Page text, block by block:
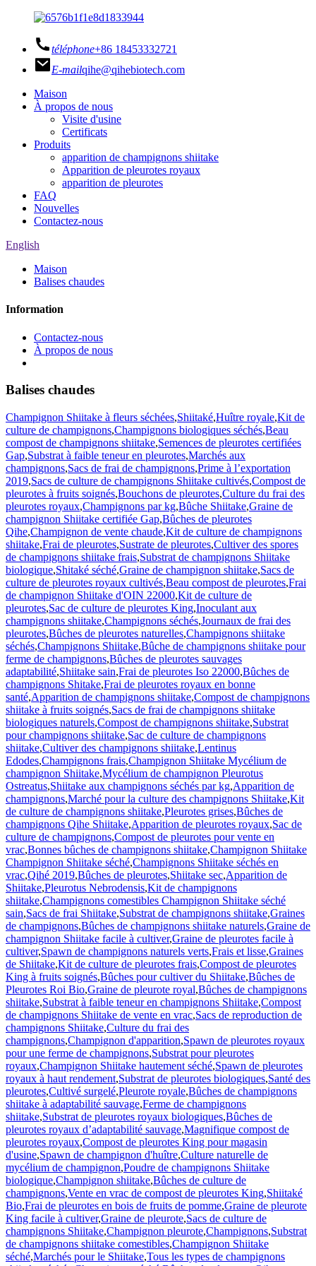
téléphone+86 18453332721
E-mailqihe@qihebiotech.com
Maison
À propos de nous
Visite d'usine
Certificats
Produits
apparition de champignons shiitake
Apparition de pleurotes royaux
apparition de pleurotes
FAQ
Nouvelles
Contactez-nous
English
Maison
Balises chaudes
Information
Contactez-nous
À propos de nous
Balises chaudes
Champignon Shiitake à fleurs séchées,Shiitaké,Huître royale,Kit de
culture de champignons,Champignons biologiques séchés,Beau
compost de champignons shiitake,Semences de pleurotes certifiées
Gap,Substrat à faible teneur en pleurotes,Marchés aux
champignons,Sacs de frai de champignons,Prime à l’exportation
2019,Sacs de culture de champignons Shiitake cultivés,Compost de
pleurotes à fruits soignés,Bouchons de pleurotes,Culture du frai des
pleurotes royaux,Champignons par kg,Bûche Shiitake,Graine de
champignon Shiitake certifiée Gap,Bûches de pleurotes
Qihe,Champignon de vente chaude,Kit de culture de champignons
shiitake,Frai de pleurotes,Sustrate de pleurotes,Cultiver des spores
de champignons shiitake frais,Substrat de champignons Shiitake
biologique,Shitaké séché,Graine de champignon shiitake,Sacs de
culture de pleurotes royaux cultivés,Beau compost de pleurotes,Frai
de champignon Shiitake d'OIN 22000,Kit de culture de
pleurotes,Sac de culture de pleurotes King,Inoculant aux
champignons shiitake,Champignons séchés,Journaux de frai des
pleurotes,Bûches de pleurotes naturelles,Champignons shiitake
séchés,Champignons Shiitake,Bûche de champignons shiitake pour
ferme de champignons,Bûches de pleurotes sauvages
adaptabilité,Shiitake sain,Frai de pleurotes Iso 22000,Bûches de
champignons Shitake,Frai de pleurotes royaux en bonne
santé,Apparition de champignons shiitake,Compost de champignons
shiitake à fruits soignés,Sacs de frai de champignons shiitake
biologiques naturels,Compost de champignons shiitake,Substrat
pour champignons shiitake,Sac de culture de champignons
shiitake,Cultiver des champignons shiitake,Lentinus
Edodes,Champignons frais,Champignon Shiitake Mycélium de
champignon Shiitake,Mycélium de champignon Pleurotus
Ostreatus,Shiitake aux champignons séchés par kg,Apparition de
champignons,Marché pour la culture des champignons Shiitake,Kit
de culture de champignons shiitake,Pleurotes grises,Bûches de
champignons Qihe Shiitake,Apparition de pleurotes royaux,Sac de
culture de champignons,Compost de pleurotes pour vente en
vrac,Bonnes bûches de champignons shiitake,Champignon Shiitake
Champignon Shiitake séché,Champignons Shiitake séchés en
vrac,Qihé 2019,Bûches de pleurotes,Shiitake sec,Apparition de
Shiitake,Pleurotus Nebrodensis,Kit de champignons
shiitake,Champignons comestibles Champignon Shiitake séché
sain,Sacs de frai Shiitake,Substrat de champignons shiitake,Graines
de champignons,Bûches de champignons shiitake naturels,Graine de
champignon Shiitake facile à cultiver,Graine de pleurotes facile à
cultiver,Spawn de champignons naturels verts,Frais et lisse,Graines
de Shiitake,Kit de culture de pleurotes frais,Compost de pleurotes
King à fruits soignés,Bûches pour cultiver du Shiitake,Bûches de
Pleurotes Roi Bio,Graine de pleurote royal,Bûches de champignons
shiitake,Substrat à faible teneur en champignons Shiitake,Compost
de champignons Shiitake de vente en vrac,Sacs de reproduction de
champignons Shiitake,Culture du frai des
champignons,Champignon d'apparition,Spawn de pleurotes royaux
pour une ferme de champignons,Substrat pour pleurotes
royaux,Champignon Shiitake hautement séché,Spawn de pleurotes
royaux à haut rendement,Substrat de pleurotes biologiques,Santé des
pleurotes,Cultivé surgelé,Pleurote royale,Bûches de champignons
shiitake à adaptabilité sauvage,Ferme de champignons
shiitake,Substrat de pleurotes royaux biologiques,Bûches de
pleurotes royaux d’adaptabilité sauvage,Magnifique compost de
pleurotes royaux,Compost de pleurotes King pour magasin
d'usine,Spawn de champignon d'huître,Culture naturelle de
mycélium de champignon,Poudre de champignons Shiitake
biologique,Champignon shiitake,Bûches de culture de
champignons,Vente en vrac de compost de pleurotes King,Shiitaké
Bio,Frai de pleurotes en bois de fruits de pomme,Graine de pleurote
King facile à cultiver,Graine de pleurote,Sacs de culture de
champignons Shiitake,Champignon pleurote,Champignons,Substrat
de champignons shiitake comestibles,Champignon Shiitake
séché,Marchés pour le Shiitake,Tous les types de champignons